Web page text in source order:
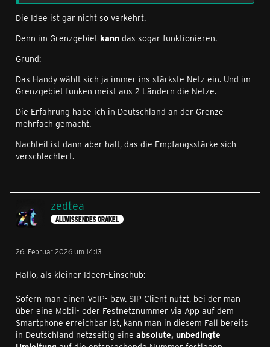
Die Idee ist gar nicht so verkehrt.
Denn im Grenzgebiet kann das sogar funktionieren.
Grund:
Das Handy wählt sich ja immer ins stärkste Netz ein. Und im
Grenzgebiet funken meist aus 2 Ländern die Netze.
Die Erfahrung habe ich in Deutschland an der Grenze
mehrfach gemacht.
Nachteil ist dann aber halt, das die Empfangsstärke sich
verschlechtert.
zedtea
ALLWISSENDES ORAKEL
26. Februar 2026 um 14:13
Hallo, als kleiner Ideen-Einschub:
Sofern man einen VoIP- bzw. SIP Client nutzt, bei der man
über eine Mobil- oder Festnetznummer via App auf dem
Smartphone erreichbar ist, kann man in diesem Fall bereits
in Deutschland netzseitig eine absolute, unbedingte